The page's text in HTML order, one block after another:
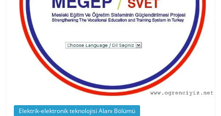
Elektrik-elektronik teknolojisi Alanı Bölümü